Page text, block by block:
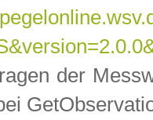
der